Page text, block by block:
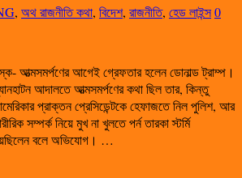
, অথ রাজনীতি কথা, বিদেশ, রাজনীতি, হেড লাইন্স0
আত্মসমর্পণের আগেই গ্রেফতার হলেন ডোনাল্ড ট্রাম্প।
আদালতে আত্মসমর্পণের কথা ছিল তার, কিন্তু
প্রাক্তন প্রেসিডেন্টকে হেফাজতে নিল পুলিশ, আর
সম্পর্ক নিয়ে মুখ না খুলতে পর্ন তারকা স্টর্মি
বলে অভিযোগ। …